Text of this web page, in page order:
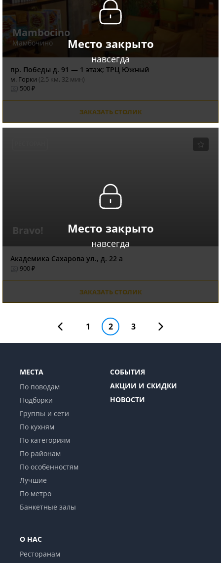
Место закрыто
навсегда
Mambocino
Мамбочино
пр. Победы д. 91 — 1 этаж; ТРЦ Южный
м. Горки (2.5 км, 32 мин)
500 ₽
ЗАКАЗАТЬ СТОЛИК
Место закрыто
навсегда
Bravo!
Академика Сахарова ул., д. 22 а
900 ₽
ЗАКАЗАТЬ СТОЛИК
1 2 3
МЕСТА
По поводам
Подборки
Группы и сети
По кухням
По категориям
По районам
По особенностям
Лучшие
По метро
Банкетные залы
СОБЫТИЯ
АКЦИИ И СКИДКИ
НОВОСТИ
О НАС
Ресторанам